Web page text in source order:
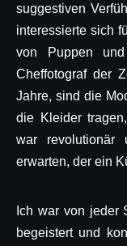
suggestiven
interessierte sich
von Puppen
Cheffotograf der
Jahre, sind die
die Kleider
war revolutionär
erwarten, der ein
Ich war von jeder
begeistert und